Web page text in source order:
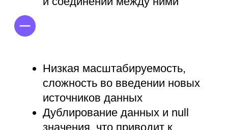
Высокий порог входа для
специалистов, сложность в
понимании концепции
автоматизированному созданию
сущностей (атрибутов, якорей,
линков)